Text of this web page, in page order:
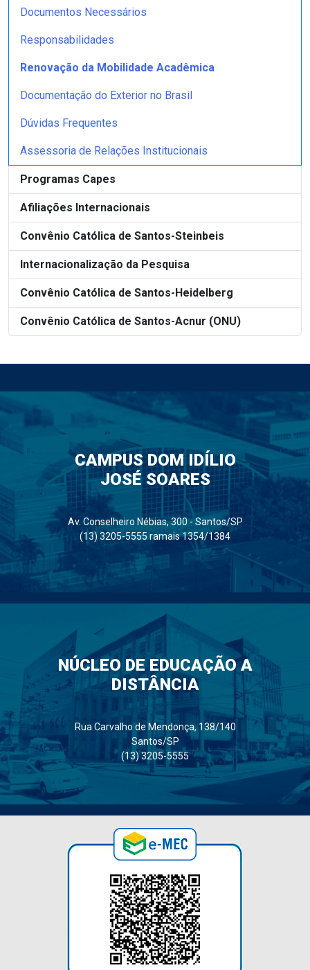
Documentos Necessários
Responsabilidades
Renovação da Mobilidade Acadêmica
Documentação do Exterior no Brasil
Dúvidas Frequentes
Assessoria de Relações Institucionais
Programas Capes
Afiliações Internacionais
Convênio Católica de Santos-Steinbeis
Internacionalização da Pesquisa
Convênio Católica de Santos-Heidelberg
Convênio Católica de Santos-Acnur (ONU)
CAMPUS DOM IDÍLIO
JOSÉ SOARES
Av. Conselheiro Nébias, 300 - Santos/SP
(13) 3205-5555 ramais 1354/1384
NÚCLEO DE EDUCAÇÃO A
DISTÂNCIA
Rua Carvalho de Mendonça, 138/140
Santos/SP
(13) 3205-5555